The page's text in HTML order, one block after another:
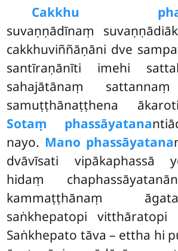
Cakkhu
suvaṇṇādīnaṃ
cakkhuviññāṇāni dve
santīraṇānīti imehi
sahajātānaṃ
samuṭṭhānaṭṭhena
Sotaṃ phassāyatana
nayo. Mano phassāyatana
dvāvīsati vipākaphassā
hidaṃ
kammaṭṭhānaṃ
saṅkhepatopi vitthāratopi
Saṅkhepato tāva – ettha hi